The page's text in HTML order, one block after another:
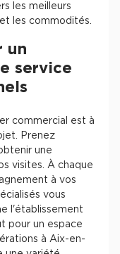
les meilleurs
les commodités.
un
service
commercial est à
Prenez
une
visites. À chaque
à vos
vous
l'établissement
pour un espace
à Aix-en-